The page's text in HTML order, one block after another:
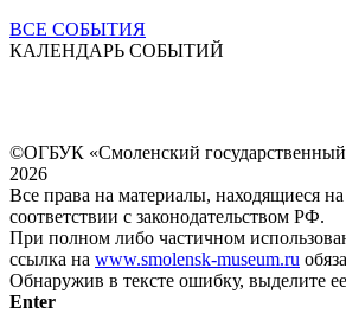
ВСЕ СОБЫТИЯ
КАЛЕНДАРЬ СОБЫТИЙ
©ОГБУК «Смоленский государственный
2026
Все права на материалы, находящиеся
соответствии с законодательством РФ.
При полном либо частичном
ссылка на www.smolensk-museum.ru
Обнаружив в тексте ошибку, выделите
Enter